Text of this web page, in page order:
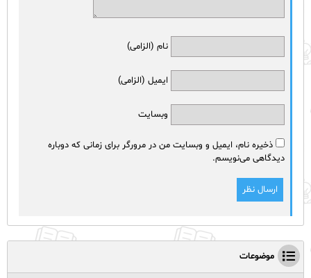
نام (الزامی)
ایمیل (الزامی)
وبسایت
ذخیره نام، ایمیل و وبسایت من در مرورگر برای زمانی که دوباره
دیدگاهی می‌نویسم.
موضوعات